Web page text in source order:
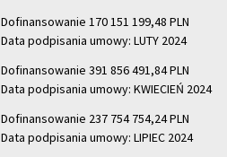
Dofinansowanie 170 151 199,48 PLN
Data podpisania umowy: LUTY 2024
Dofinansowanie 391 856 491,84 PLN
Data podpisania umowy: KWIECIEŃ 2024
Dofinansowanie 237 754 754,24 PLN
Data podpisania umowy: LIPIEC 2024